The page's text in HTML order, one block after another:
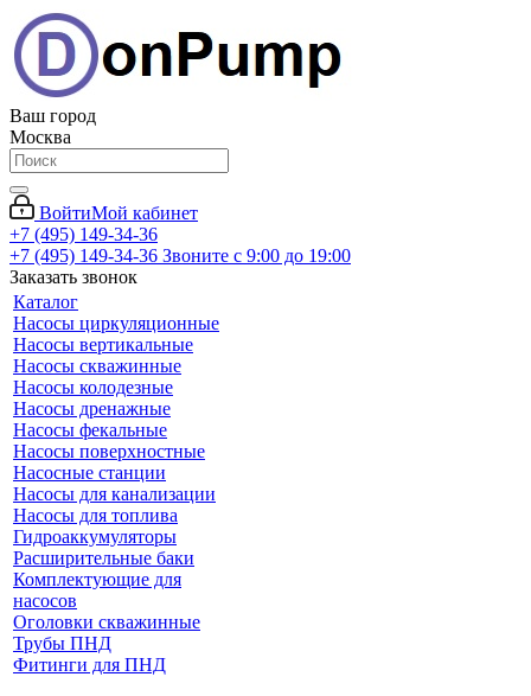
Ваш город
Москва
ВойтиМой кабинет
+7 (495) 149-34-36
+7 (495) 149-34-36 Звоните с 9:00 до 19:00
Заказать звонок
Каталог
Насосы циркуляционные
Насосы вертикальные
Насосы скважинные
Насосы колодезные
Насосы дренажные
Насосы фекальные
Насосы поверхностные
Насосные станции
Насосы для канализации
Насосы для топлива
Гидроаккумуляторы
Расширительные баки
Комплектующие для
насосов
Оголовки скважинные
Трубы ПНД
Фитинги для ПНД